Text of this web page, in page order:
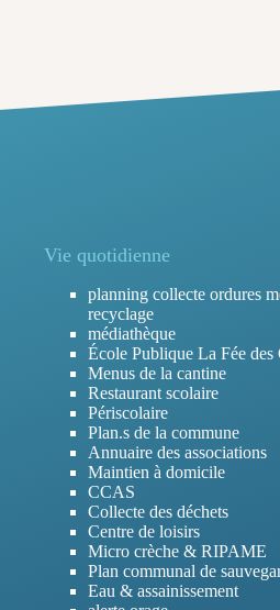
Vie quotidienne
planning collecte ordures
recyclage
médiathèque
École Publique La Fée des
Menus de la cantine
Restaurant scolaire
Périscolaire
Plan.s de la commune
Annuaire des associations
Maintien à domicile
CCAS
Collecte des déchets
Centre de loisirs
Micro crèche & RIPAME
Plan communal de
Eau & assainissement